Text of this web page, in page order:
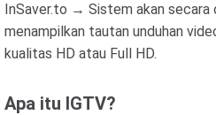
InSaver.to → Sistem akan secara
menampilkan tautan unduhan
kualitas HD atau Full HD.
Apa itu IGTV?